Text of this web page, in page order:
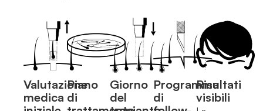
Valutazione
medica
Piano
di
Giorno
del
Programma
di
Risultati
visibili